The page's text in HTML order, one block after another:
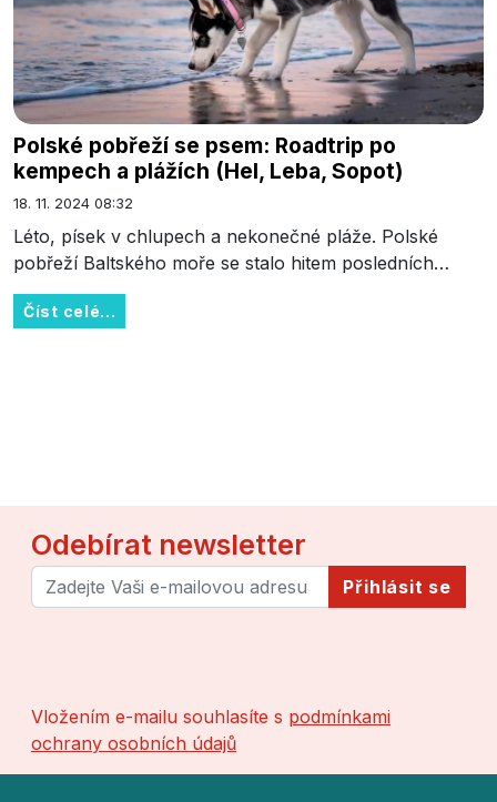
Polské pobřeží se psem: Roadtrip po
kempech a plážích (Hel, Leba, Sopot)
18. 11. 2024 08:32
Léto, písek v chlupech a nekonečné pláže. Polské
pobřeží Baltského moře se stalo hitem posledních…
Číst celé...
Odebírat newsletter
Přihlásit se
Vložením e-mailu souhlasíte s podmínkami
ochrany osobních údajů